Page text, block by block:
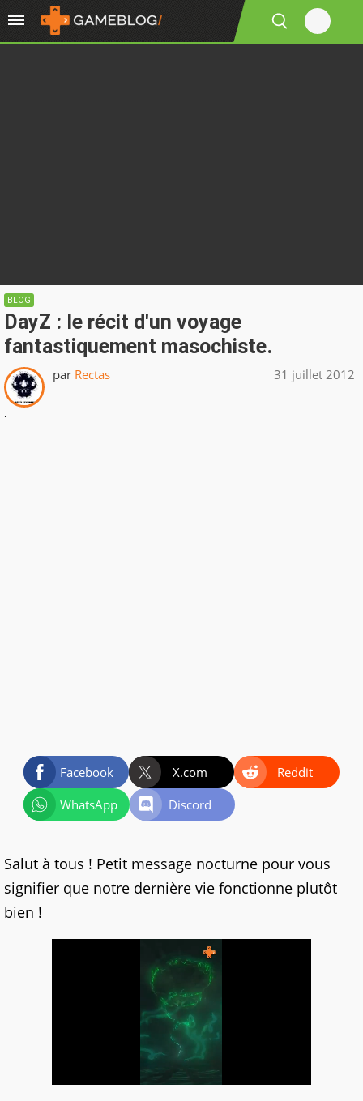
BLOG
DayZ : le récit d'un voyage
fantastiquement masochiste.
par Rectas 31 juillet 2012
.
Facebook X.com
Reddit
WhatsApp
Discord
Salut à tous ! Petit message nocturne pour vous
signifier que notre dernière vie fonctionne plutôt
bien !